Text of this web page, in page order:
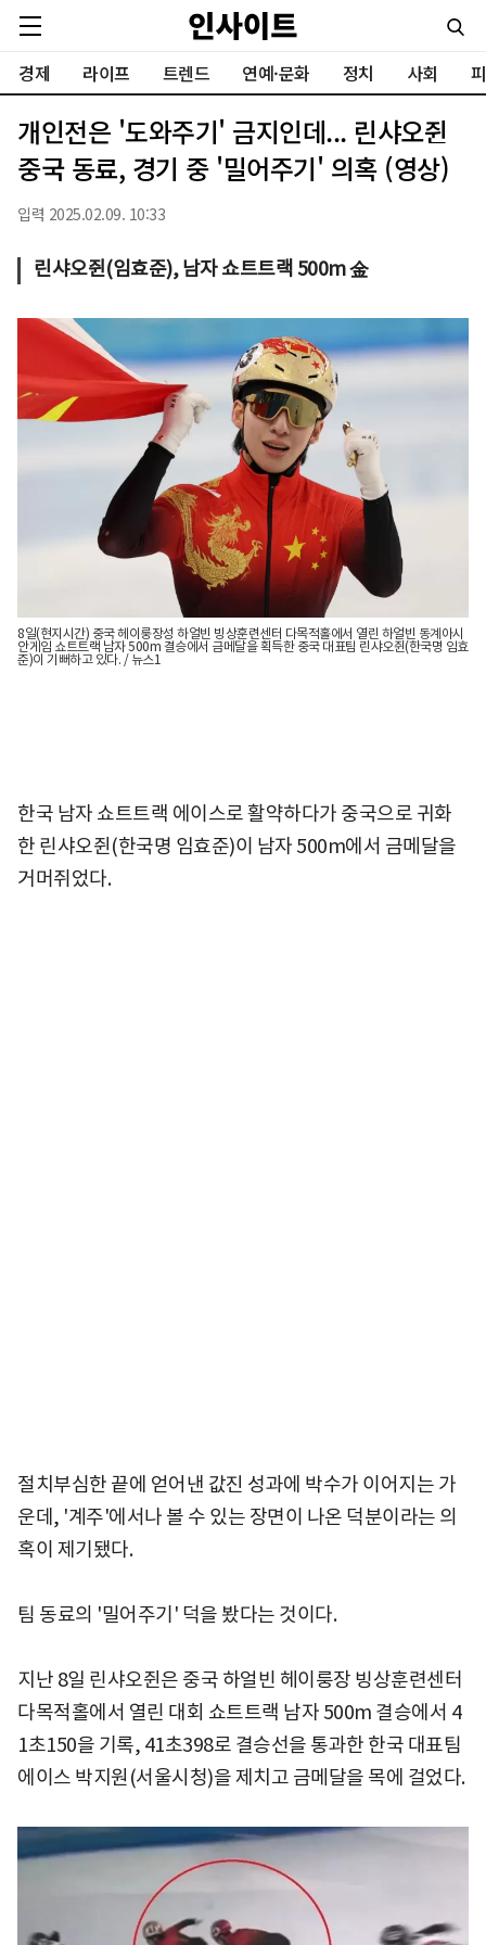
경제 라이프 트렌드 연예·문화 정치 사회
개인전은 '도와주기' 금지인데... 린샤오쥔
중국 동료, 경기 중 '밀어주기' 의혹 (영상)
입력 2025.02.09. 10:33
린샤오쥔(임효준), 남자 쇼트트랙 500m 金
8일(현지시간) 중국 헤이룽장성 하얼빈 빙상훈련센터 다목적홀에서 열린 하얼빈 동계아시
안게임 쇼트트랙 남자 500m 결승에서 금메달을 획득한 중국 대표팀 린샤오쥔(한국명 임효
준)이 기뻐하고 있다. / 뉴스1
한국 남자 쇼트트랙 에이스로 활약하다가 중국으로 귀화
한 린샤오쥔(한국명 임효준)이 남자 500m에서 금메달을
거머쥐었다.
절치부심한 끝에 얻어낸 값진 성과에 박수가 이어지는 가
운데, '계주'에서나 볼 수 있는 장면이 나온 덕분이라는 의
혹이 제기됐다.
팀 동료의 '밀어주기' 덕을 봤다는 것이다.
지난 8일 린샤오쥔은 중국 하얼빈 헤이룽장 빙상훈련센터
다목적홀에서 열린 대회 쇼트트랙 남자 500m 결승에서 4
1초150을 기록, 41초398로 결승선을 통과한 한국 대표팀
에이스 박지원(서울시청)을 제치고 금메달을 목에 걸었다.